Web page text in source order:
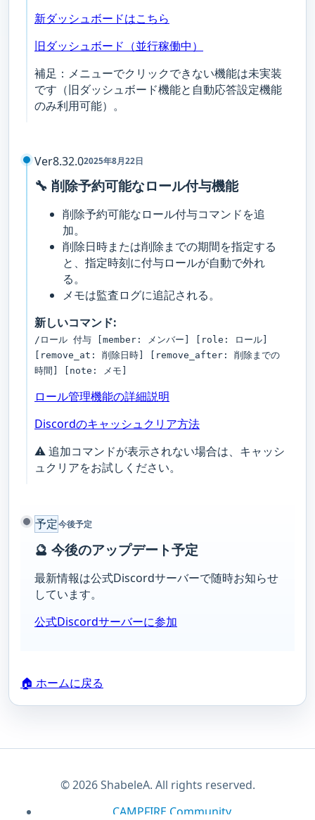
新ダッシュボードはこちら
旧ダッシュボード（並行稼働中）
補足：メニューでクリックできない機能は未実装
です（旧ダッシュボード機能と自動応答設定機能
のみ利用可能）。
Ver8.32.02025年8月22日
🔧 削除予約可能なロール付与機能
削除予約可能なロール付与コマンドを追
加。
削除日時または削除までの期間を指定する
と、指定時刻に付与ロールが自動で外れ
る。
メモは監査ログに追記される。
新しいコマンド:
/ロール 付与 [member: メンバー] [role: ロール]
[remove_at: 削除日時] [remove_after: 削除までの
時間] [note: メモ]
ロール管理機能の詳細説明
Discordのキャッシュクリア方法
⚠️ 追加コマンドが表示されない場合は、キャッシ
ュクリアをお試しください。
予定今後予定
🔮 今後のアップデート予定
最新情報は公式Discordサーバーで随時お知らせ
しています。
公式Discordサーバーに参加
🏠 ホームに戻る
© 2026 ShabeleA. All rights reserved.
CAMPFIRE Community